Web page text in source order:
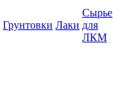
Грунтовки Лаки
Сырье
для
ЛКМ